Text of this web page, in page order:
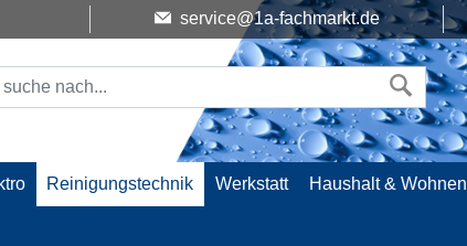
service@1a-fachmarkt.de
Reinigungstechnik Werkstatt Haushalt & Wohnen